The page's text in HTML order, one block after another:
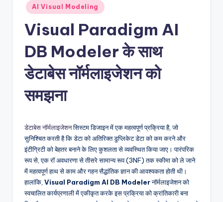
a
-
A
I,
S
o
Posted
in
AI Visual Modeling
Visual Paradigm AI
DB Modeler के साथ
डेटाबेस नॉर्मलाइजेशन को
समझना
डेटाबेस नॉर्मलाइजेशनसिस्टम डिजाइन में एक महत्वपूर्ण प्रक्रिया है, जो
सुनिश्चित करती है कि डेटा को अतिरिक्त डुप्लिकेट डेटा को कम करने और
इंटीग्रिटी को बेहतर बनाने के लिए कुशलता से व्यवस्थित किया जाए। पारंपरिक
रूप से, एक रॉ अवधारणा से तीसरे सामान्य रूप (3NF) तक स्कीमा को ले जाने
में महत्वपूर्ण हाथ से काम और गहन सैद्धांतिक ज्ञान की आवश्यकता होती थी।
हालांकि, Visual Paradigm AI DB Modelerनॉर्मलाइजेशन को
स्वचालित कार्यप्रणाली में एकीकृत करके इस प्रक्रिया को क्रांतिकारी बना